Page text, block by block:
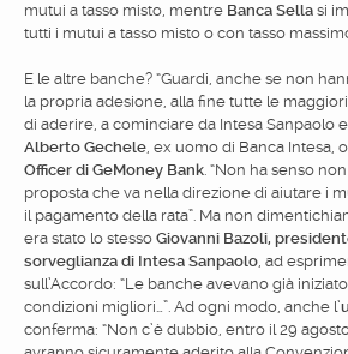
mutui a tasso misto, mentre Banca Sella si
tutti i mutui a tasso misto o con tasso
E le altre banche? “Guardi, anche se non
la propria adesione, alla fine tutte le
di aderire, a cominciare da Intesa Sanpaolo
Alberto Gechele, ex uomo di Banca Intesa,
Officer di GeMoney Bank. “Non ha senso
proposta che va nella direzione di aiutare i
il pagamento della rata”. Ma non
era stato lo stesso Giovanni Bazoli,
sorveglianza di Intesa Sanpaolo, ad
sull’Accordo: “Le banche avevano già
condizioni migliori…”. Ad ogni modo, anche l’
conferma: “Non c’è dubbio, entro il 29